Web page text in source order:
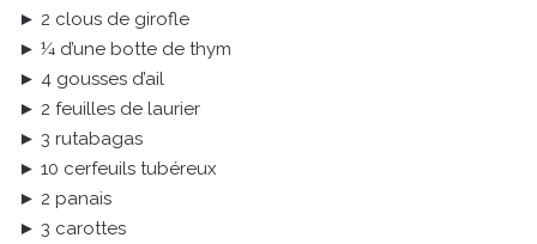
► 2 clous de girofle
► ¼ d’une botte de thym
► 4 gousses d’ail
► 2 feuilles de laurier
► 3 rutabagas
► 10 cerfeuils tubéreux
► 2 panais
► 3 carottes